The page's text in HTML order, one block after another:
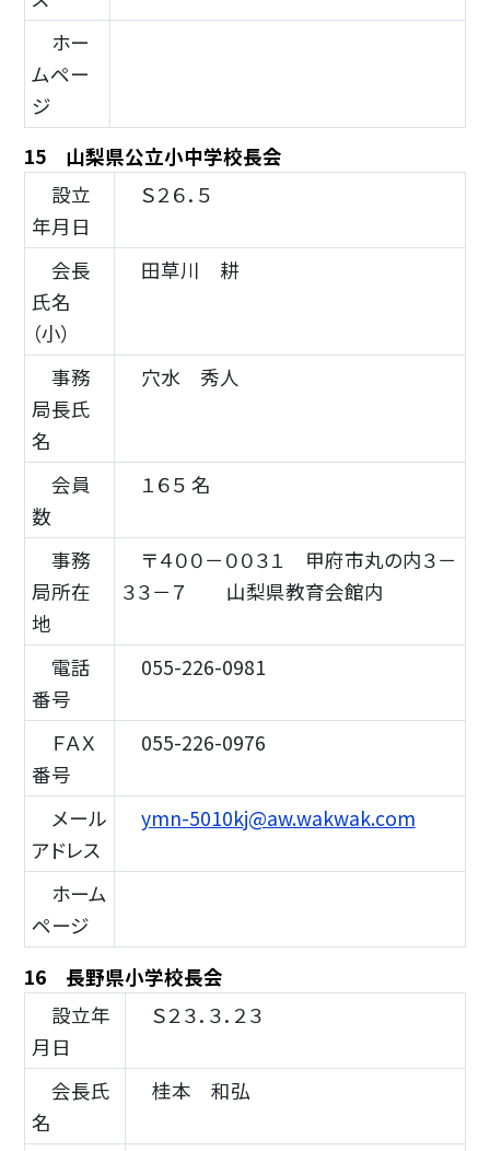
ホー
ムペー
ジ
15 山梨県公立小中学校長会
設立
年月日
Ｓ２６．５
会長
氏名
（小）
田草川 耕
事務
局長氏
名
穴水 秀人
会員
数
１６５ 名
事務
局所在
地
〒４００－００３１ 甲府市丸の内３－
３３－７ 山梨県教育会館内
電話
番号
055-226-0981
ＦＡＸ
番号
055-226-0976
メール
アドレス
ymn-5010kj@aw.wakwak.com
ホーム
ページ
16 長野県小学校長会
設立年
月日
Ｓ２３．３．２３
会長氏
名
桂本 和弘